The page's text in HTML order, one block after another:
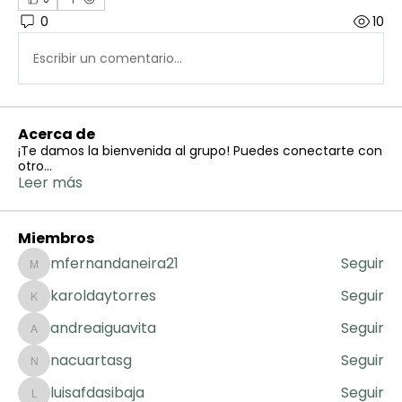
0 10
Escribir un comentario...
Acerca de
¡Te damos la bienvenida al grupo! Puedes conectarte con
otro...
Leer más
Miembros
mfernandaneira21
mfernandaneira21 Seguir
karoldaytorres
karoldaytorres Seguir
andreaiguavita
andreaiguavita Seguir
nacuartasg
nacuartasg Seguir
luisafdasibaja Seguir